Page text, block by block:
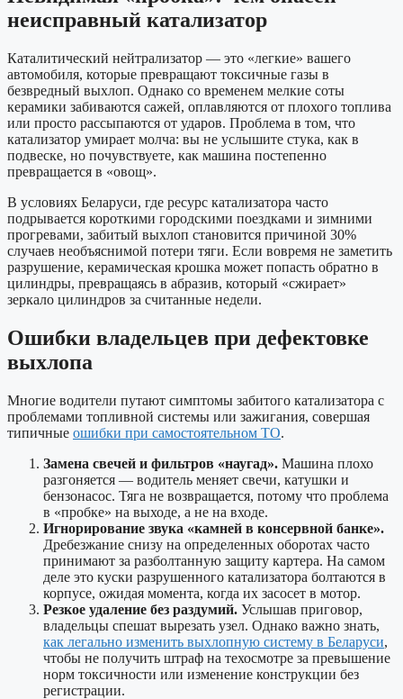
неисправный катализатор
Каталитический нейтрализатор — это «легкие» вашего
автомобиля, которые превращают токсичные газы в
безвредный выхлоп. Однако со временем мелкие соты
керамики забиваются сажей, оплавляются от плохого топлива
или просто рассыпаются от ударов. Проблема в том, что
катализатор умирает молча: вы не услышите стука, как в
подвеске, но почувствуете, как машина постепенно
превращается в «овощ».
В условиях Беларуси, где ресурс катализатора часто
подрывается короткими городскими поездками и зимними
прогревами, забитый выхлоп становится причиной 30%
случаев необъяснимой потери тяги. Если вовремя не заметить
разрушение, керамическая крошка может попасть обратно в
цилиндры, превращаясь в абразив, который «сжирает»
зеркало цилиндров за считанные недели.
Ошибки владельцев при дефектовке
выхлопа
Многие водители путают симптомы забитого катализатора с
проблемами топливной системы или зажигания, совершая
типичные ошибки при самостоятельном ТО.
Замена свечей и фильтров «наугад». Машина плохо
разгоняется — водитель меняет свечи, катушки и
бензонасос. Тяга не возвращается, потому что проблема
в «пробке» на выходе, а не на входе.
Игнорирование звука «камней в консервной банке».
Дребезжание снизу на определенных оборотах часто
принимают за разболтанную защиту картера. На самом
деле это куски разрушенного катализатора болтаются в
корпусе, ожидая момента, когда их засосет в мотор.
Резкое удаление без раздумий. Услышав приговор,
владельцы спешат вырезать узел. Однако важно знать,
как легально изменить выхлопную систему в Беларуси,
чтобы не получить штраф на техосмотре за превышение
норм токсичности или изменение конструкции без
регистрации.